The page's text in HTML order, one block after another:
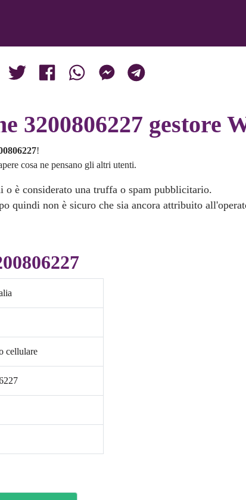
3200806227 gestore
!
cosa ne pensano gli altri utenti.
o è considerato una truffa o spam pubblicitario.
quindi non è sicuro che sia ancora attribuito
cellulare